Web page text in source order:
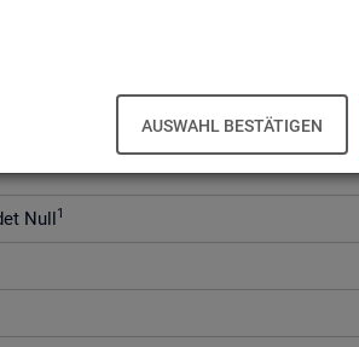
AUSWAHL BESTÄTIGEN
Null1